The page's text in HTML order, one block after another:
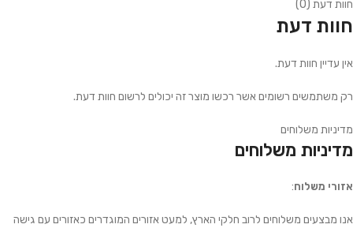
חוות דעת (0)
חוות דעת
אין עדיין חוות דעת.
רק משתמשים רשומים אשר רכשו מוצר זה יכולים לרשום חוות דעת.
מדיניות משלוחים
מדיניות משלוחים
אזורי משלוח:
אנו מבצעים משלוחים לרוב חלקי הארץ, למעט אזורים המוגדרים כאזורים עם גישה